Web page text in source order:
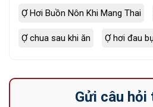
Ợ Hơi Buồn Nôn Khi Mang Thai
Ợ chua sau khi ăn Ợ hơi đau
Gửi câu hỏi